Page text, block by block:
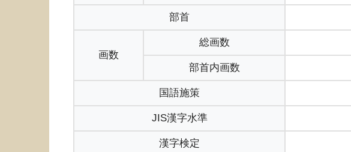
部首
画数
総画数
部首内画数
国語施策
JIS漢字水準
漢字検定